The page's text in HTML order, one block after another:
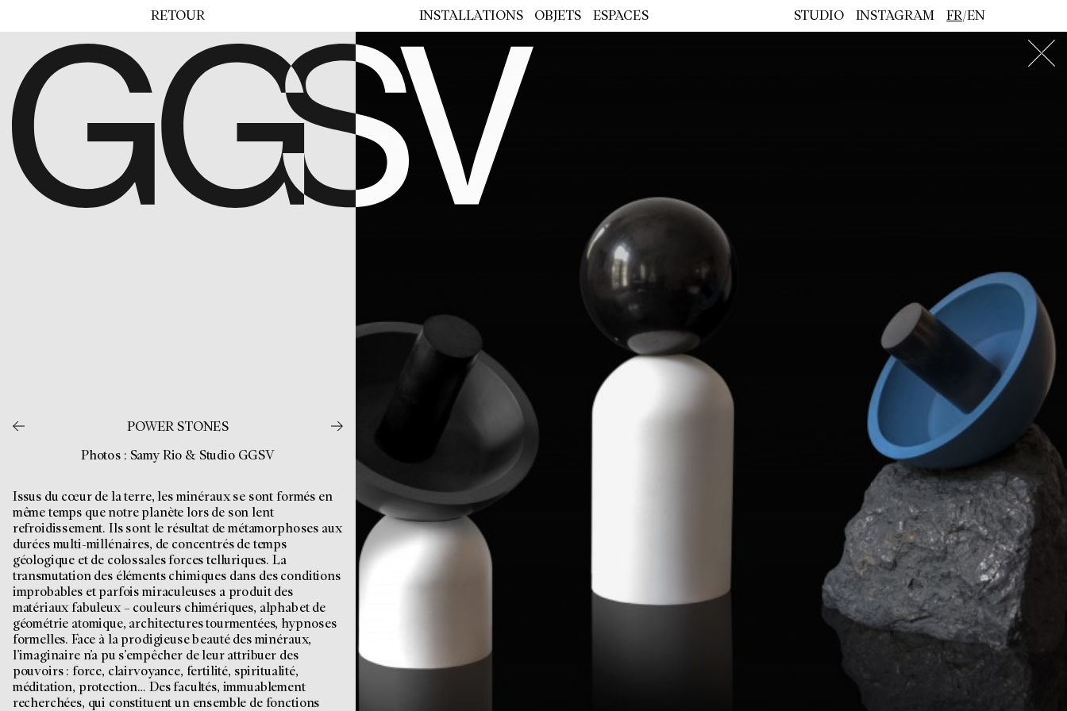
RETOUR INSTALLATIONS OBJETS ESPACES STUDIO INSTAGRAM FR EN
POWER STONES
Photos : Samy Rio & Studio GGSV
Issus du cœur de la terre, les minéraux se sont formés en
même temps que notre planète lors de son lent
refroidissement. Ils sont le résultat de métamorphoses aux
durées multi-millénaires, de concentrés de temps
géologique et de colossales forces telluriques. La
transmutation des éléments chimiques dans des conditions
improbables et parfois miraculeuses a produit des
matériaux fabuleux – couleurs chimériques, alphabet de
géométrie atomique, architectures tourmentées, hypnoses
formelles. Face à la prodigieuse beauté des minéraux,
l’imaginaire n’a pu s’empêcher de leur attribuer des
pouvoirs : force, clairvoyance, fertilité, spiritualité,
méditation, protection… Des facultés, immuablement
recherchées, qui constituent un ensemble de fonctions